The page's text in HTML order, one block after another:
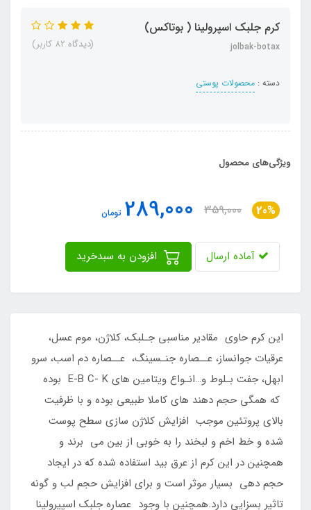
کرم جلبک اسپرولینا ( بوتاکس)
jolbak-botax
دسته : محصولات پوستی
(دیدگاه 82 کاربر)
ویژگی‌های محصول
20%
359,000
289,000 تومان
آماده ارسال
این کرم حاوی مقادیر مناسبی جـلبک، کلاژن، موم عسل،
عرقیات جوانساز، عــصاره جنـسینگ، عــصاره دم اسب، سرو
ابهل، جفت بـلوط و…انـواع ویتامین های E-B C- K بوده
که همگی حجم دهند های کاملا طبیعی بوده و با ظرفیت
بالای پروتئین موجب افزایش کلاژن سازی سطح پوست
شده و خط اخم و لبخند را به خوبی از بین می برند و
همچنین در این کرم از عرق بید استفاده شده که در ایجاد
حجم دهی بسیار موثر است و برای افزایش حجم لب و گونه
تاثیر بسزایی دارد.همچنین با وجود عصاره جلبک اسپیرولینا